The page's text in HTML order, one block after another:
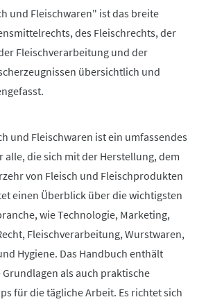
und Fleischwaren" ist das breite
des Fleischrechts, der
Fleischverarbeitung und der
übersichtlich und
und Fleischwaren ist ein umfassendes
alle, die sich mit der Herstellung, dem
von Fleisch und Fleischprodukten
einen Überblick über die wichtigsten
wie Technologie, Marketing,
Fleischverarbeitung, Wurstwaren,
Hygiene. Das Handbuch enthält
als auch praktische
für die tägliche Arbeit. Es richtet sich